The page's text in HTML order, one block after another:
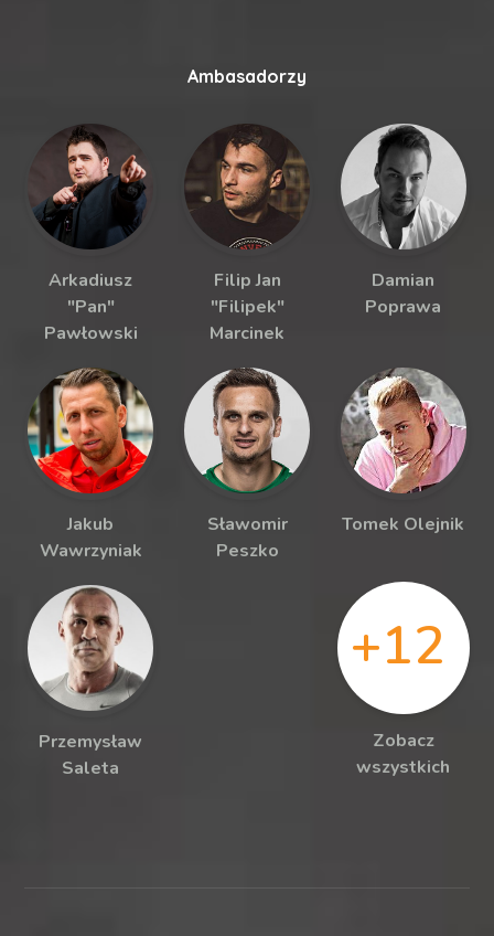
Ambasadorzy
Arkadiusz
"Pan"
Pawłowski
Filip Jan
"Filipek"
Marcinek
Damian
Poprawa
Jakub
Wawrzyniak
Sławomir
Peszko
Tomek Olejnik
Przemysław
Saleta
+12
Zobacz
wszystkich